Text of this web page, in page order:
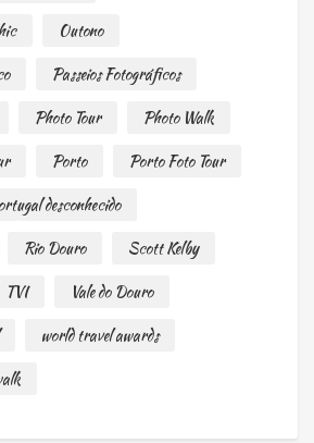
Outono
Passeios Fotográficos
Photo Tour
Photo Walk
Porto
Porto Foto Tour
desconhecido
Rio Douro
Scott Kelby
TVI
Vale do Douro
world travel awards